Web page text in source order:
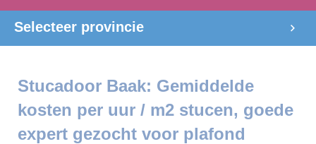
Selecteer provincie
Stucadoor Baak: Gemiddelde
kosten per uur / m2 stucen, goede
expert gezocht voor plafond